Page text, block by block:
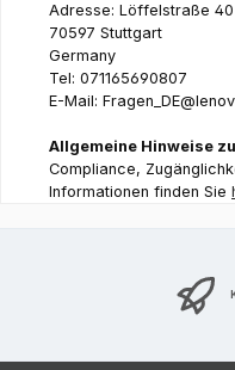
Adresse: Löffelstraße 40
70597 Stuttgart
Germany
Tel: 071165690807
E-Mail:
Allgemeine Hinweise
Compliance,
Informationen finden Sie